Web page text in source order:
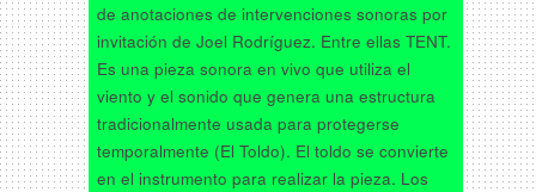
de anotaciones de intervenciones sonoras por
invitación de Joel Rodríguez. Entre ellas TENT.
Es una pieza sonora en vivo que utiliza el
viento y el sonido que genera una estructura
tradicionalmente usada para protegerse
temporalmente (El Toldo). El toldo se convierte
en el instrumento para realizar la pieza. Los